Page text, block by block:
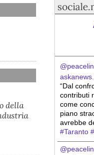
della
“Dal
contributi
come
piano
avrebbe
#Taranto #